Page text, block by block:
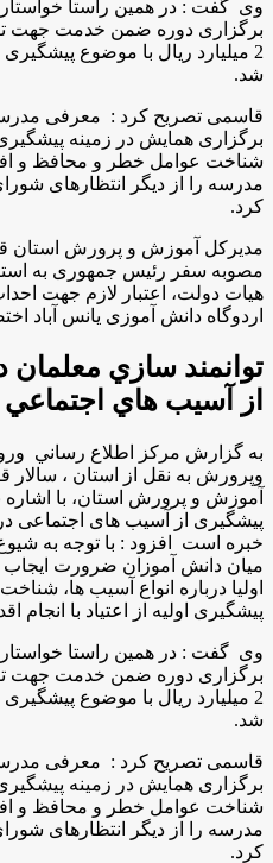
وی گفت : در همین راستا خواستار
برگزاری دوره ضمن خدمت جهت
2 میلیارد ریال با موضوع
شد.
قاسمی تصريح كرد : معرفی
برگزاری همایش در زمینه
شناخت عوامل خطر و محافظ و
مدرسه را از دیگر انتظارهای
کرد.
مصوبه سفر رئیس جمهوری به
هیات دولت، اعتبار لازم جهت
اردوگاه دانش آموزی یانس آباد
توانمند سازي معلمان
از آسيب هاي
به گزارش مركز اطلاع رساني
وپرورش به نقل از استان ،
آموزش و پرورش استان، با اشاره
پیشگیری از آسیب های اجتماعی
خبره است افزود : با توجه به
میان دانش آموزان ضرورت
اولیا درباره انواع آسیب ها،
پیشگیری اولیه از اعتیاد با انجام
وی گفت : در همین راستا خواستار
برگزاری دوره ضمن خدمت جهت
2 میلیارد ریال با موضوع
شد.
قاسمی تصريح كرد : معرفی
برگزاری همایش در زمینه
شناخت عوامل خطر و محافظ و
مدرسه را از دیگر انتظارهای
کرد.